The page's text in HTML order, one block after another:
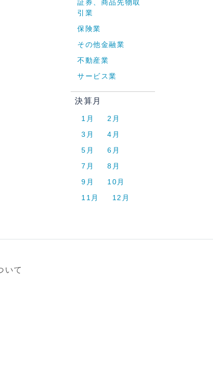
証券、商品先物取
引業
保険業
その他金融業
不動産業
サービス業
決算月
1月
2月
3月
4月
5月
6月
7月
8月
9月
10月
11月
12月
いて